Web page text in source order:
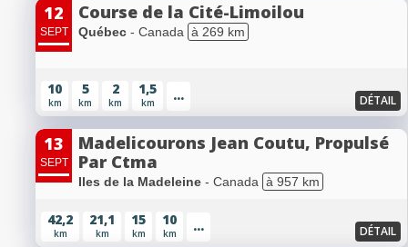
12
SEPT
Course de la Cité-Limoilou
Québec - Canada à 269 km
10
km
5
km
2
km
1,5
km ... DÉTAIL
13
SEPT
Madelicourons Jean Coutu, Propulsé
Par Ctma
Iles de la Madeleine - Canada à 957 km
42,2
km
21,1
km
15
km
10
km ... DÉTAIL